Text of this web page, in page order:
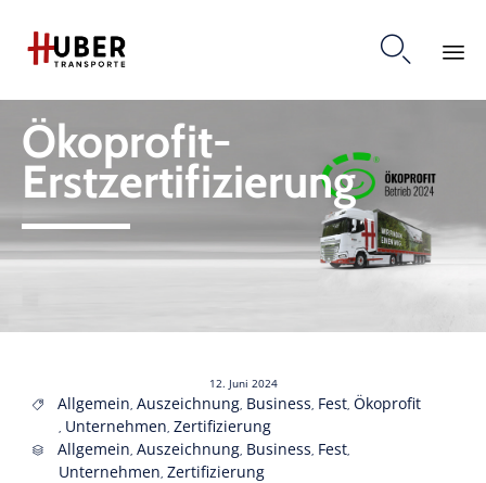

Ökoprofit-
Erstzertifizierung
12. Juni 2024
 Tags
Allgemein, Auszeichnung, Business, Fest, Ökoprofit
, Unternehmen, Zertifizierung
 Category
Allgemein, Auszeichnung, Business, Fest,
Unternehmen, Zertifizierung